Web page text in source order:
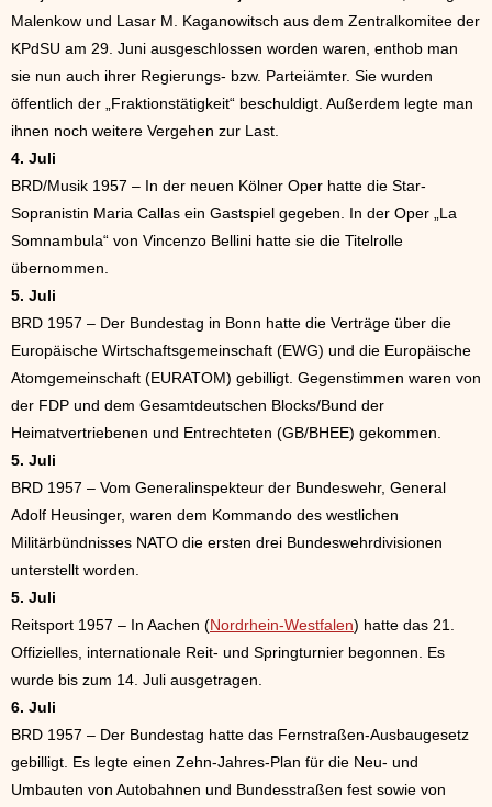
Malenkow und Lasar M. Kaganowitsch aus dem Zentralkomitee der
KPdSU am 29. Juni ausgeschlossen worden waren, enthob man
sie nun auch ihrer Regierungs- bzw. Parteiämter. Sie wurden
öffentlich der „Fraktionstätigkeit“ beschuldigt. Außerdem legte man
ihnen noch weitere Vergehen zur Last.
4. Juli
BRD/Musik 1957 – In der neuen Kölner Oper hatte die Star-
Sopranistin Maria Callas ein Gastspiel gegeben. In der Oper „La
Somnambula“ von Vincenzo Bellini hatte sie die Titelrolle
übernommen.
5. Juli
BRD 1957 – Der Bundestag in Bonn hatte die Verträge über die
Europäische Wirtschaftsgemeinschaft (EWG) und die Europäische
Atomgemeinschaft (EURATOM) gebilligt. Gegenstimmen waren von
der FDP und dem Gesamtdeutschen Blocks/Bund der
Heimatvertriebenen und Entrechteten (GB/BHEE) gekommen.
5. Juli
BRD 1957 – Vom Generalinspekteur der Bundeswehr, General
Adolf Heusinger, waren dem Kommando des westlichen
Militärbündnisses NATO die ersten drei Bundeswehrdivisionen
unterstellt worden.
5. Juli
Reitsport 1957 – In Aachen (Nordrhein-Westfalen) hatte das 21.
Offizielles, internationale Reit- und Springturnier begonnen. Es
wurde bis zum 14. Juli ausgetragen.
6. Juli
BRD 1957 – Der Bundestag hatte das Fernstraßen-Ausbaugesetz
gebilligt. Es legte einen Zehn-Jahres-Plan für die Neu- und
Umbauten von Autobahnen und Bundesstraßen fest sowie von